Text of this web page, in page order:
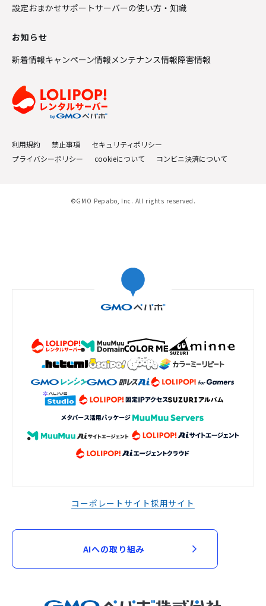
設定おまかせサポートサーバーの使い方・知識
お知らせ
新着情報キャンペーン情報メンテナンス情報障害情報
利用規約 禁止事項
セキュリティポリシー
プライバシーポリシー
cookieについて コンビニ決済について
©GMO Pepabo, Inc. All rights reserved.
コーポレートサイト採用サイト
AIへの取り組み